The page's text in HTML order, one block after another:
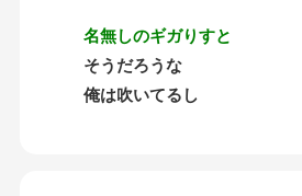
名無しのギガりすと
そうだろうな
俺は吹いてるし